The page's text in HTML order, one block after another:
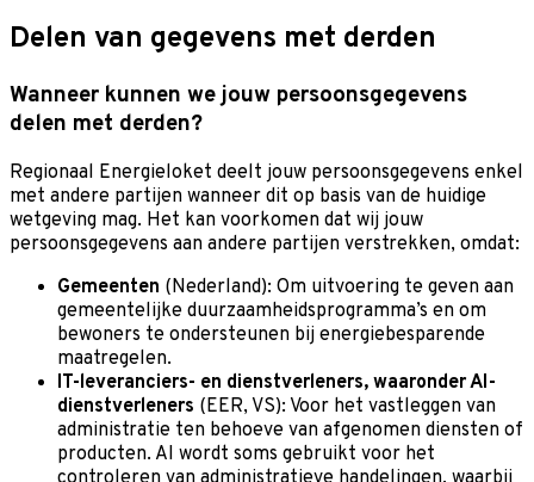
Delen van gegevens met derden
Wanneer kunnen we jouw persoonsgegevens
delen met derden?
Regionaal Energieloket deelt jouw persoonsgegevens enkel
met andere partijen wanneer dit op basis van de huidige
wetgeving mag. Het kan voorkomen dat wij jouw
persoonsgegevens aan andere partijen verstrekken, omdat:
Gemeenten (Nederland): Om uitvoering te geven aan
gemeentelijke duurzaamheidsprogramma’s en om
bewoners te ondersteunen bij energiebesparende
maatregelen.
IT-leveranciers- en dienstverleners, waaronder AI-
dienstverleners (EER, VS): Voor het vastleggen van
administratie ten behoeve van afgenomen diensten of
producten. AI wordt soms gebruikt voor het